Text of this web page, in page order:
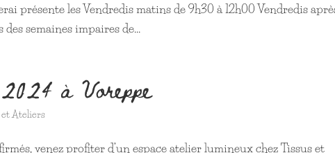
présente les Vendredis matins de 9h30 à 12h00 Vendredis
semaines impaires de...
à Voreppe
Ateliers
venez profiter d’un espace atelier lumineux chez Tissus et